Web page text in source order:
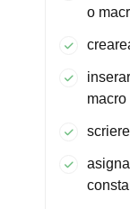
o
macro